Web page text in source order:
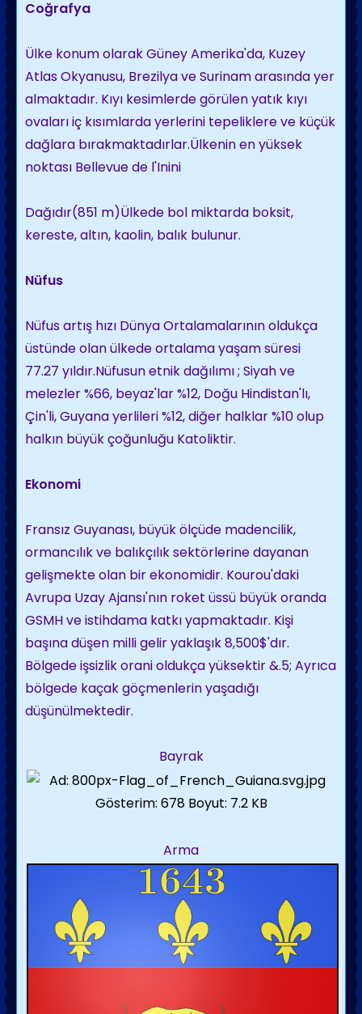
Coğrafya
Ülke konum olarak Güney Amerika'da, Kuzey
Atlas Okyanusu, Brezilya ve Surinam arasında yer
almaktadır. Kıyı kesimlerde görülen yatık kıyı
ovaları iç kısımlarda yerlerini tepeliklere ve küçük
dağlara bırakmaktadırlar.Ülkenin en yüksek
noktası Bellevue de l'Inini
Dağıdır(851 m)Ülkede bol miktarda boksit,
kereste, altın, kaolin, balık bulunur.
Nüfus
Nüfus artış hızı Dünya Ortalamalarının oldukça
üstünde olan ülkede ortalama yaşam süresi
77.27 yıldır.Nüfusun etnik dağılımı ; Siyah ve
melezler %66, beyaz'lar %12, Doğu Hindistan'lı,
Çin'li, Guyana yerlileri %12, diğer halklar %10 olup
halkın büyük çoğunluğu Katoliktir.
Ekonomi
Fransız Guyanası, büyük ölçüde madencilik,
ormancılık ve balıkçılık sektörlerine dayanan
gelişmekte olan bir ekonomidir. Kourou'daki
Avrupa Uzay Ajansı'nın roket üssü büyük oranda
GSMH ve istihdama katkı yapmaktadır. Kişi
başına düşen milli gelir yaklaşık 8,500$'dır.
Bölgede işsizlik orani oldukça yüksektir &.5; Ayrıca
bölgede kaçak göçmenlerin yaşadığı
düşünülmektedir.
Bayrak
Arma